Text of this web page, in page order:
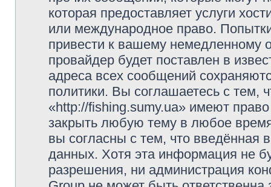
которая предоставляет услуги
или международное право.
привести к вашему немедленному
провайдер будет поставлен в
адреса всех сообщений
политики. Вы соглашаетесь с тем,
«http://fishing.sumy.ua» имеют
закрыть любую тему в любое
вы согласны с тем, что введённая
данных. Хотя эта информация не
разрешения, ни администрация